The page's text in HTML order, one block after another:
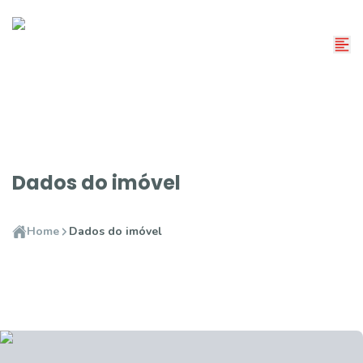
Dados do imóvel
Home Dados do imóvel